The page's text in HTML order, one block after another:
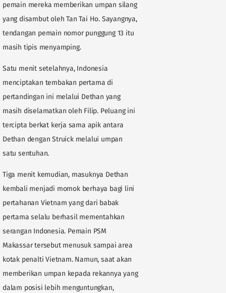
pemain mereka memberikan umpan silang
yang disambut oleh Tan Tai Ho. Sayangnya,
tendangan pemain nomor punggung 13 itu
masih tipis menyamping.
Satu menit setelahnya, Indonesia
menciptakan tembakan pertama di
pertandingan ini melalui Dethan yang
masih diselamatkan oleh Filip. Peluang ini
tercipta berkat kerja sama apik antara
Dethan dengan Struick melalui umpan
satu sentuhan.
Tiga menit kemudian, masuknya Dethan
kembali menjadi momok berhaya bagi lini
pertahanan Vietnam yang dari babak
pertama selalu berhasil mementahkan
serangan Indonesia. Pemain PSM
Makassar tersebut menusuk sampai area
kotak penalti Vietnam. Namun, saat akan
memberikan umpan kepada rekannya yang
dalam posisi lebih menguntungkan,